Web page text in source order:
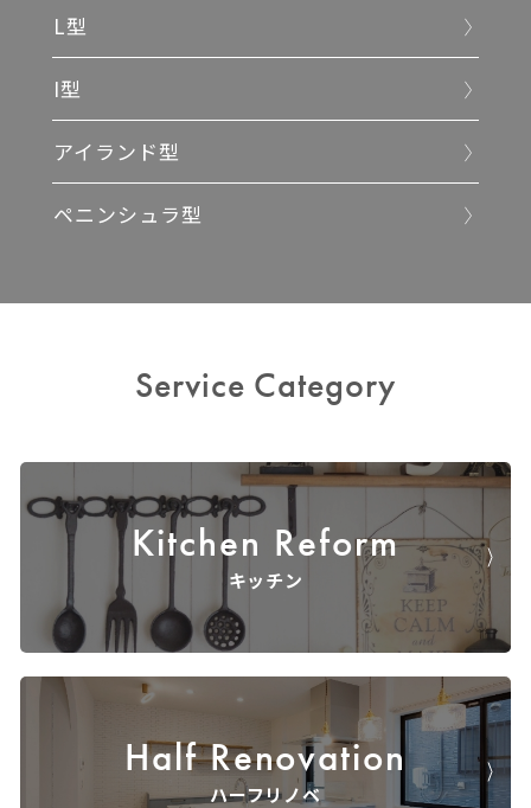
L型
I型
アイランド型
ペニンシュラ型
Service Category
Kitchen Reform
キッチン
Half Renovation
ハーフリノベ